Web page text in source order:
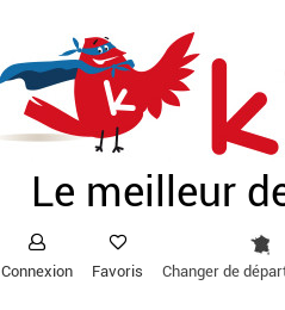
Le meilleur
Connexion Favoris Changer de